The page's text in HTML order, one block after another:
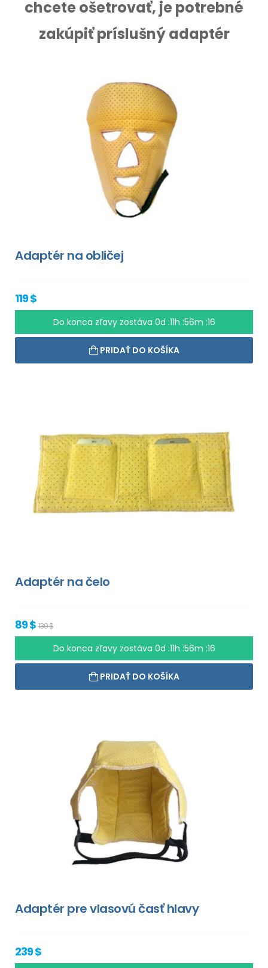
chcete ošetrovať, je potrebné
zakúpiť príslušný adaptér
Adaptér na obličej
119 $
Do konca zľavy zostáva 0d :11h :56m :15
PRIDAŤ DO KOŠÍKA
Adaptér na čelo
89 $139 $
Do konca zľavy zostáva 0d :11h :56m :15
PRIDAŤ DO KOŠÍKA
Adaptér pre vlasovú časť hlavy
239 $